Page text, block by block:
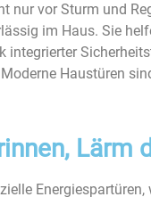
nur vor Sturm und
im Haus. Sie
integrierter
Haustüren
Lärm
Energiespartüren,